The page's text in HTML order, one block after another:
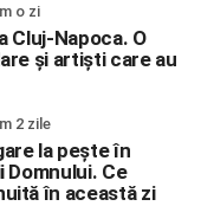
o zi
Cluj-Napoca. O
și artiști care au
2 zile
la pește în
Domnului. Ce
în această zi